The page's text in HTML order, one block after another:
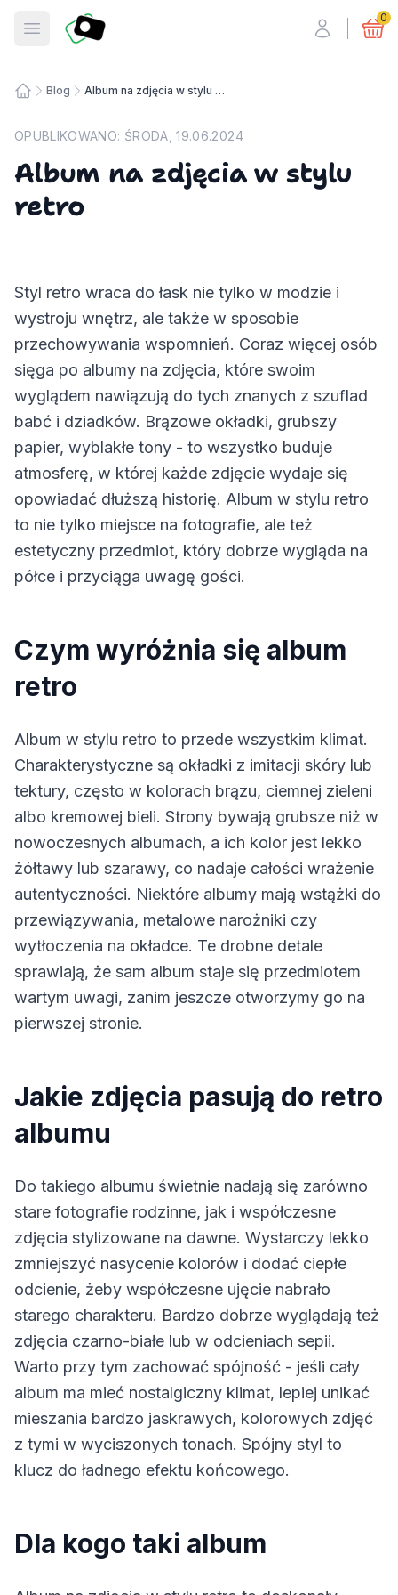
Otwórz menu
Fotosmart 0
Blog Album na zdjęcia w stylu retro
OPUBLIKOWANO: ŚRODA, 19.06.2024
Album na zdjęcia w stylu
retro
Styl retro wraca do łask nie tylko w modzie i
wystroju wnętrz, ale także w sposobie
przechowywania wspomnień. Coraz więcej osób
sięga po albumy na zdjęcia, które swoim
wyglądem nawiązują do tych znanych z szuflad
babć i dziadków. Brązowe okładki, grubszy
papier, wyblakłe tony - to wszystko buduje
atmosferę, w której każde zdjęcie wydaje się
opowiadać dłuższą historię. Album w stylu retro
to nie tylko miejsce na fotografie, ale też
estetyczny przedmiot, który dobrze wygląda na
półce i przyciąga uwagę gości.
Czym wyróżnia się album
retro
Album w stylu retro to przede wszystkim klimat.
Charakterystyczne są okładki z imitacji skóry lub
tektury, często w kolorach brązu, ciemnej zieleni
albo kremowej bieli. Strony bywają grubsze niż w
nowoczesnych albumach, a ich kolor jest lekko
żółtawy lub szarawy, co nadaje całości wrażenie
autentyczności. Niektóre albumy mają wstążki do
przewiązywania, metalowe narożniki czy
wytłoczenia na okładce. Te drobne detale
sprawiają, że sam album staje się przedmiotem
wartym uwagi, zanim jeszcze otworzymy go na
pierwszej stronie.
Jakie zdjęcia pasują do retro
albumu
Do takiego albumu świetnie nadają się zarówno
stare fotografie rodzinne, jak i współczesne
zdjęcia stylizowane na dawne. Wystarczy lekko
zmniejszyć nasycenie kolorów i dodać ciepłe
odcienie, żeby współczesne ujęcie nabrało
starego charakteru. Bardzo dobrze wyglądają też
zdjęcia czarno-białe lub w odcieniach sepii.
Warto przy tym zachować spójność - jeśli cały
album ma mieć nostalgiczny klimat, lepiej unikać
mieszania bardzo jaskrawych, kolorowych zdjęć
z tymi w wyciszonych tonach. Spójny styl to
klucz do ładnego efektu końcowego.
Dla kogo taki album